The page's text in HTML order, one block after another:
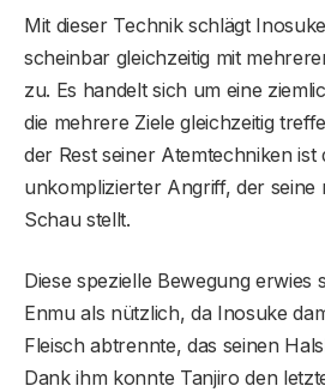
Mit dieser Technik schlägt
scheinbar gleichzeitig mit
zu. Es handelt sich um eine
die mehrere Ziele gleichzeitig
der Rest seiner Atemtechniken ist
unkomplizierter Angriff, der
Schau stellt.
Diese spezielle Bewegung erwies
Enmu als nützlich, da Inosuke
Fleisch abtrennte, das seinen
Dank ihm konnte Tanjiro den